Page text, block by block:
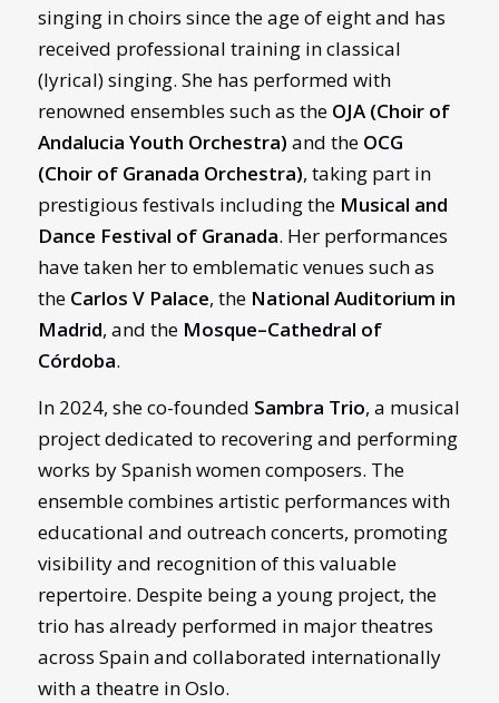
singing in choirs since the age of eight and has
received professional training in classical
(lyrical) singing. She has performed with
renowned ensembles such as the OJA (Choir of
Andalucia Youth Orchestra) and the OCG
(Choir of Granada Orchestra), taking part in
prestigious festivals including the Musical and
Dance Festival of Granada. Her performances
have taken her to emblematic venues such as
the Carlos V Palace, the National Auditorium in
Madrid, and the Mosque–Cathedral of
Córdoba.
In 2024, she co-founded Sambra Trio, a musical
project dedicated to recovering and performing
works by Spanish women composers. The
ensemble combines artistic performances with
educational and outreach concerts, promoting
visibility and recognition of this valuable
repertoire. Despite being a young project, the
trio has already performed in major theatres
across Spain and collaborated internationally
with a theatre in Oslo.